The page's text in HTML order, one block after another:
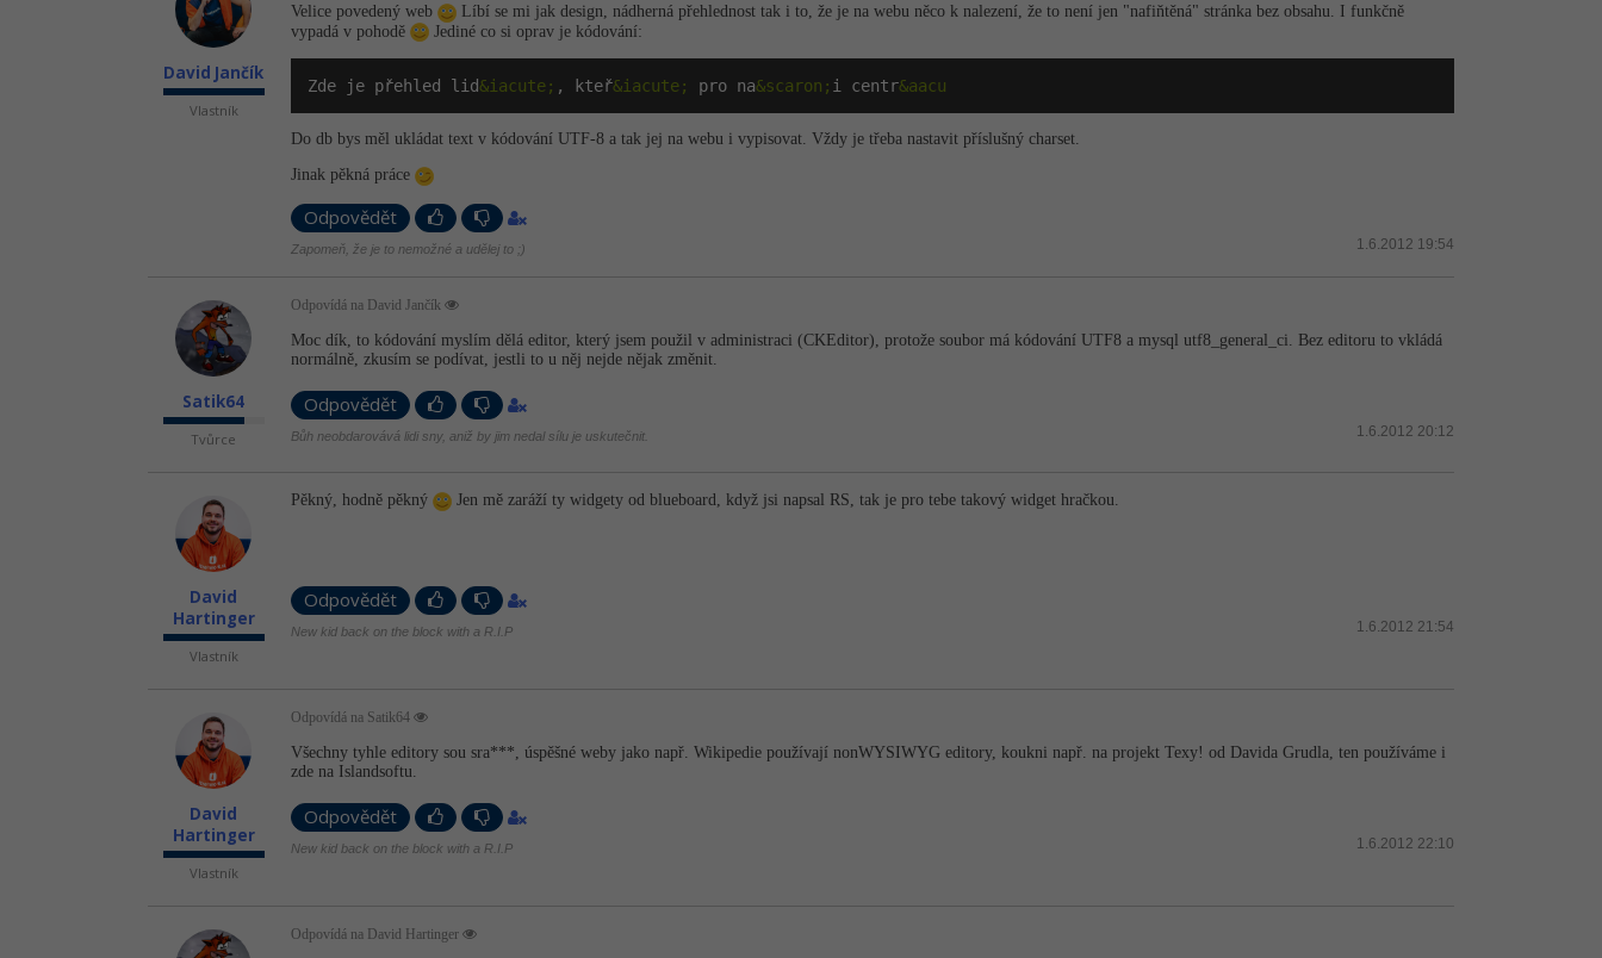
David Jančík
Vlastník
Velice povedený web
Líbí se mi jak design, nádherná přehlednost tak i to, že je na webu něco k nalezení, že to není jen "nafiňtěná" stránka bez obsahu. I funkčně
vypadá v pohodě
Jediné co si oprav je kódování:
Zde je přehled lid&iacute; , kteř&iacute; pro na&scaron; i centr&aacu
Do db bys měl ukládat text v kódování UTF-8 a tak jej na webu i vypisovat. Vždy je třeba nastavit příslušný charset.
Jinak pěkná práce
Odpovědět
1.6.2012 19:54
Zapomeň, že je to nemožné a udělej to ;)
Satik64
Tvůrce
Odpovídá na David Jančík
Moc dík, to kódování myslím dělá editor, který jsem použil v administraci (CKEditor), protože soubor má kódování UTF8 a mysql utf8_general_ci. Bez editoru to vkládá
normálně, zkusím se podívat, jestli to u něj nejde nějak změnit.
Odpovědět
1.6.2012 20:12
Bůh neobdarovává lidi sny, aniž by jim nedal sílu je uskutečnit.
David
Hartinger
Vlastník
Pěkný, hodně pěkný Jen mě zaráží ty widgety od blueboard, když jsi napsal RS, tak je pro tebe takový widget hračkou.
Odpovědět
1.6.2012 21:54
New kid back on the block with a R.I.P
David
Hartinger
Vlastník
Odpovídá na Satik64
Všechny tyhle editory sou sra***, úspěšné weby jako např. Wikipedie používají nonWYSIWYG editory, koukni např. na projekt Texy! od Davida Grudla, ten používáme i
zde na Islandsoftu.
Odpovědět
1.6.2012 22:10
New kid back on the block with a R.I.P
Odpovídá na David Hartinger